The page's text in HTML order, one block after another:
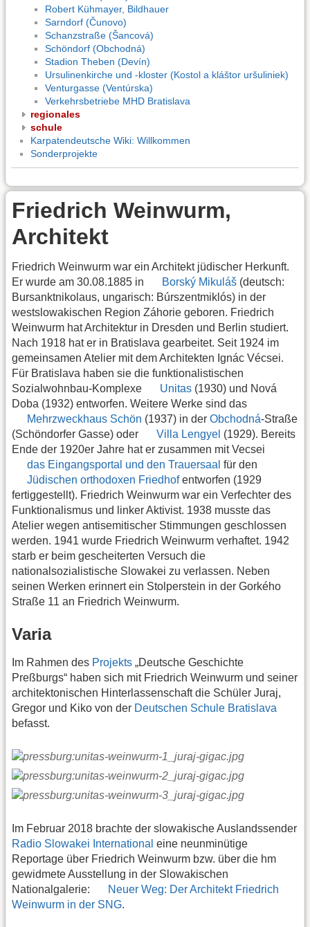
Robert Kühmayer, Bildhauer
Sarndorf (Čunovo)
Schanzstraße (Šancová)
Schöndorf (Obchodná)
Stadion Theben (Devín)
Ursulinenkirche und -kloster (Kostol a kláštor uršuliniek)
Venturgasse (Ventúrska)
Verkehrsbetriebe MHD Bratislava
regionales
schule
Karpatendeutsche Wiki: Willkommen
Sonderprojekte
Friedrich Weinwurm,
Architekt
Friedrich Weinwurm war ein Architekt jüdischer Herkunft.
Er wurde am 30.08.1885 in
Borský Mikuláš (deutsch:
Bursanktnikolaus, ungarisch: Búrszentmiklós) in der
westslowakischen Region Záhorie geboren. Friedrich
Weinwurm hat Architektur in Dresden und Berlin studiert.
Nach 1918 hat er in Bratislava gearbeitet. Seit 1924 im
gemeinsamen Atelier mit dem Architekten Ignác Vécsei.
Für Bratislava haben sie die funktionalistischen
Sozialwohnbau-Komplexe
Unitas (1930) und Nová
Doba (1932) entworfen. Weitere Werke sind das
Mehrzweckhaus Schön (1937) in derObchodná-Straße
(Schöndorfer Gasse) oder
Villa Lengyel (1929). Bereits
Ende der 1920er Jahre hat er zusammen mit Vecsei
das Eingangsportal und den Trauersaal für den
Jüdischen orthodoxen Friedhofentworfen (1929
fertiggestellt). Friedrich Weinwurm war ein Verfechter des
Funktionalismus und linker Aktivist. 1938 musste das
Atelier wegen antisemitischer Stimmungen geschlossen
werden. 1941 wurde Friedrich Weinwurm verhaftet. 1942
starb er beim gescheiterten Versuch die
nationalsozialistische Slowakei zu verlassen. Neben
seinen Werken erinnert ein Stolperstein in der Gorkého
Straße 11 an Friedrich Weinwurm.
Varia
Im Rahmen des Projekts „Deutsche Geschichte
Preßburgs“ haben sich mit Friedrich Weinwurm und seiner
architektonischen Hinterlassenschaft die Schüler Juraj,
Gregor und Kiko von der Deutschen Schule Bratislava
befasst.
Im Februar 2018 brachte der slowakische Auslandssender
Radio Slowakei International eine neunminütige
Reportage über Friedrich Weinwurm bzw. über die hm
gewidmete Ausstellung in der Slowakischen
Nationalgalerie:
Neuer Weg: Der Architekt Friedrich
Weinwurm in der SNG.